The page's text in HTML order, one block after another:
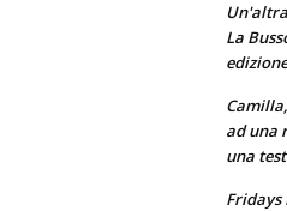
La
ad una
una
Fridays